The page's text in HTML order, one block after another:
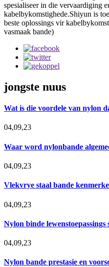
spesialiseer in die vervaardiging
kabelbykomstighede.Shiyun is
beste oplossings vir
vasmaak bande)
jongste nuus
Wat is die voordele van nylon
04,09,23
Waar word nylonbande
04,09,23
Vlekvrye staal bande
04,09,23
Nylon binde lewenstoepassings
04,09,23
Nylon bande prestasie en